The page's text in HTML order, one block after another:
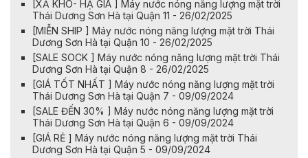
[XẢ KHO- HẠ GIÁ ] Máy nước nóng năng lượng mặt trời
Thái Dương Sơn Hà tại Quận 11 - 26/02/2025
[MIỄN SHIP ] Máy nước nóng năng lượng mặt trời Thái
Dương Sơn Hà tại Quận 10 - 26/02/2025
[SALE SOCK ] Máy nước nóng năng lượng mặt trời Thái
Dương Sơn Hà tại Quận 8 - 26/02/2025
[GIÁ TỐT NHẤT ] Máy nước nóng năng lượng mặt trời
Thái Dương Sơn Hà tại Quận 7 - 09/09/2024
[SALE ĐẾN 30% ] Máy nước nóng năng lượng mặt trời
Thái Dương Sơn Hà tại Quận 6 - 09/09/2024
[GIÁ RẺ ] Máy nước nóng năng lượng mặt trời Thái
Dương Sơn Hà tại Quận 5 - 09/09/2024